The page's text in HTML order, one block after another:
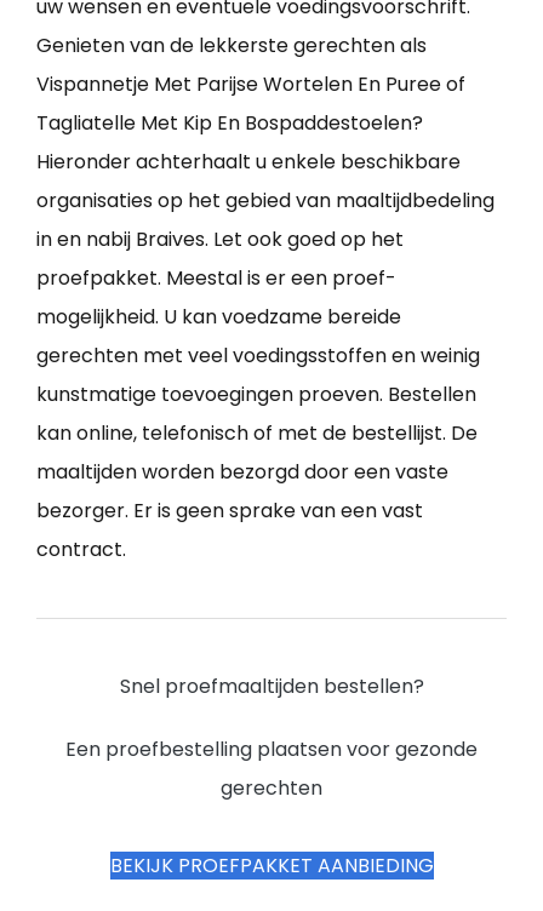
uw wensen en eventuele voedingsvoorschrift.
Genieten van de lekkerste gerechten als
Vispannetje Met Parijse Wortelen En Puree of
Tagliatelle Met Kip En Bospaddestoelen?
Hieronder achterhaalt u enkele beschikbare
organisaties op het gebied van maaltijdbedeling
in en nabij Braives. Let ook goed op het
proefpakket. Meestal is er een proef-
mogelijkheid. U kan voedzame bereide
gerechten met veel voedingsstoffen en weinig
kunstmatige toevoegingen proeven. Bestellen
kan online, telefonisch of met de bestellijst. De
maaltijden worden bezorgd door een vaste
bezorger. Er is geen sprake van een vast
contract.
Snel proefmaaltijden bestellen?
Een proefbestelling plaatsen voor gezonde
gerechten
BEKIJK PROEFPAKKET AANBIEDING